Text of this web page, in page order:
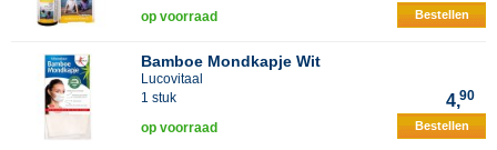
op voorraad Bestellen
Bamboe Mondkapje Wit
Lucovitaal
1 stuk
4,90
op voorraad Bestellen